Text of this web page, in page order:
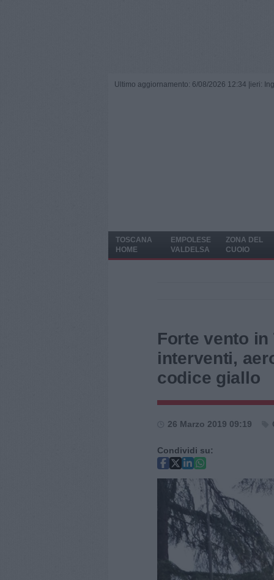
Ultimo aggiornamento: 6/08/2026 12:34 | ieri:
TOSCANA
HOME
EMPOLESE
VALDELSA
ZONA DEL
CUOIO
Forte vento
interventi,
codice giallo
26 Marzo 2019 09:19
Condividi su: